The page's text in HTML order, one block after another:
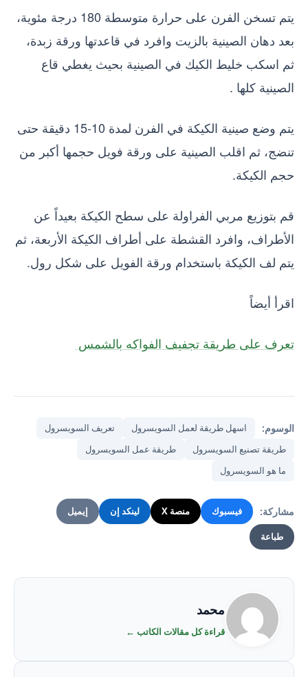
يتم تسخن الفرن على حرارة متوسطة 180 درجة مئوية،
بعد دهان الصينية بالزيت وافرد في قاعدتها ورقة زبدة،
ثم اسكب خليط الكيك في الصينية بحيث يغطي قاع
الصينية كلها .
يتم وضع صينية الكيكة في الفرن لمدة 10-15 دقيقة حتى
تنضج، ثم اقلب الصينية على ورقة فويل حجمها أكبر من
حجم الكيكة.
قم بتوزيع مربي الفراولة على سطح الكيكة بعيداً عن
الأطراف، وافرد القشطة على أطراف الكيكة الأربعة، ثم
يتم لف الكيكة باستخدام ورقة الفويل على شكل رول.
اقرأ أيضاً
تعرف على طريقة تجفيف الفواكه بالشمس
الوسوم: اسهل طريقة لعمل السويسرول
تعريف السويسرول
طريقة تصنيع السويسرول
طريقة عمل السويسرول
ما هو السويسرول
مشاركة: فيسبوك منصة X لينكد إن إيميل
طباعة
محمد
قراءة كل مقالات الكاتب ←